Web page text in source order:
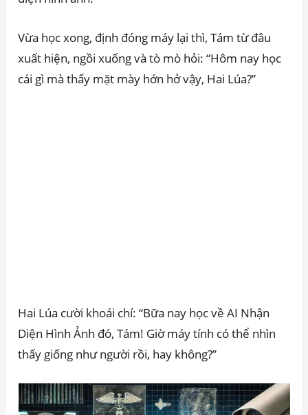
Vừa học xong, định đóng máy lại thì, Tám từ đâu
xuất hiện, ngồi xuống và tò mò hỏi: “Hôm nay học
cái gì mà thấy mặt mày hớn hở vậy, Hai Lúa?”
Hai Lúa cười khoái chí: “Bữa nay học về AI Nhận
Diện Hình Ảnh đó, Tám! Giờ máy tính có thể nhìn
thấy giống như người rồi, hay không?”